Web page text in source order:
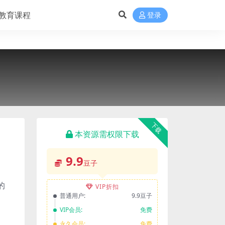
育课程 登录
下载
本资源需权限下载
9.9豆子
VIP折扣
普通用户:
9.9豆子
VIP会员:
免费